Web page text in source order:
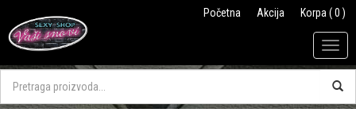
Početna Akcija Korpa ( 0 )